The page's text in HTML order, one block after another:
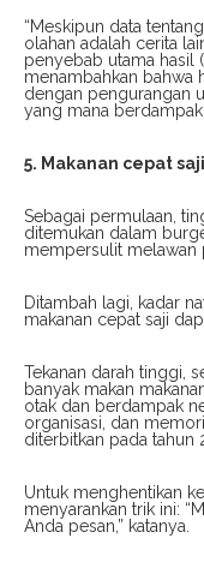
“Meskipun data
olahan adalah cerita
penyebab utama hasil
menambahkan bahwa
dengan pengurangan
yang mana berdampak
5. Makanan cepat saji
Sebagai permulaan,
ditemukan dalam
mempersulit melawan
Ditambah lagi, kadar
makanan cepat saji
Tekanan darah tinggi,
banyak makan
otak dan berdampak
organisasi, dan
diterbitkan pada tahun
Untuk menghentikan
menyarankan trik ini:
Anda pesan,” katanya.